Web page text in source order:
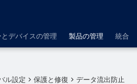
デバイスの管理 製品の管理 統合
ル設定 保護と修復 データ流出防止